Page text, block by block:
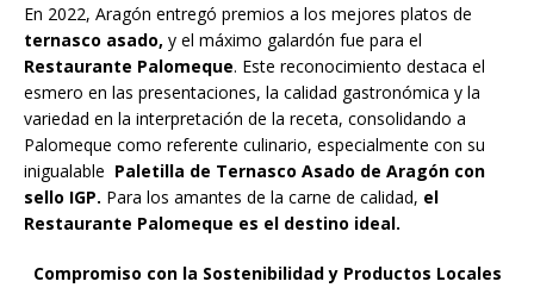
En 2022, Aragón entregó premios a los mejores platos de
ternasco asado, y el máximo galardón fue para el
Restaurante Palomeque. Este reconocimiento destaca el
esmero en las presentaciones, la calidad gastronómica y la
variedad en la interpretación de la receta, consolidando a
Palomeque como referente culinario, especialmente con su
inigualable Paletilla de Ternasco Asado de Aragón con
sello IGP. Para los amantes de la carne de calidad, el
Restaurante Palomeque es el destino ideal.
Compromiso con la Sostenibilidad y Productos Locales